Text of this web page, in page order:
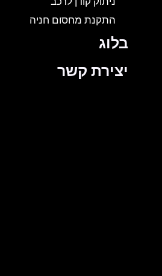
התקנת מחסום חניה
בלוג
יצירת קשר